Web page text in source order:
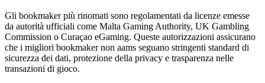
Gli bookmaker più rinomati sono regolamentati da licenze emesse
da autorità ufficiali come Malta Gaming Authority, UK Gambling
Commission o Curaçao eGaming. Queste autorizzazioni assicurano
che i migliori bookmaker non aams seguano stringenti standard di
sicurezza dei dati, protezione della privacy e trasparenza nelle
transazioni di gioco.